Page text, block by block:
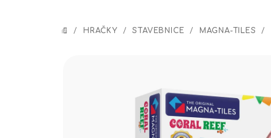
DOMOV
/ HRAČKY / STAVEBNICE / MAGNA-TILES /